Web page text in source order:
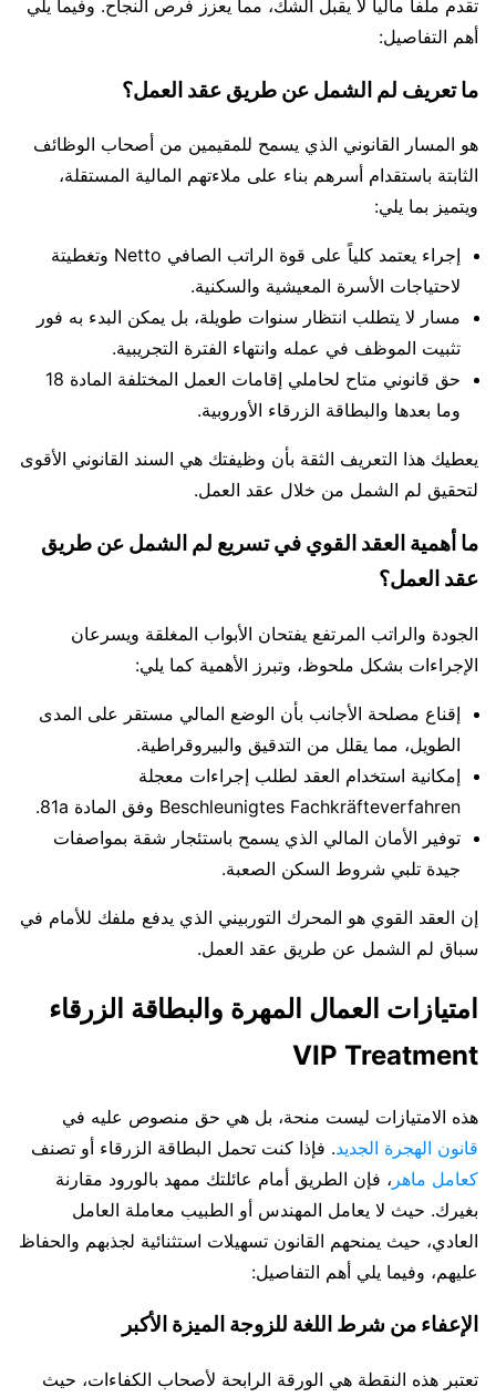
تقدم ملفاً مالياً لا يقبل الشك، مما يعزز فرص النجاح. وفيما يلي
أهم التفاصيل:
ما تعريف لم الشمل عن طريق عقد العمل؟
هو المسار القانوني الذي يسمح للمقيمين من أصحاب الوظائف
الثابتة باستقدام أسرهم بناء على ملاءتهم المالية المستقلة،
ويتميز بما يلي:
إجراء يعتمد كلياً على قوة الراتب الصافي Netto وتغطيتة
لاحتياجات الأسرة المعيشية والسكنية.
مسار لا يتطلب انتظار سنوات طويلة، بل يمكن البدء به فور
تثبيت الموظف في عمله وانتهاء الفترة التجريبية.
حق قانوني متاح لحاملي إقامات العمل المختلفة المادة 18
وما بعدها والبطاقة الزرقاء الأوروبية.
يعطيك هذا التعريف الثقة بأن وظيفتك هي السند القانوني الأقوى
لتحقيق لم الشمل من خلال عقد العمل.
ما أهمية العقد القوي في تسريع لم الشمل عن طريق
عقد العمل؟
الجودة والراتب المرتفع يفتحان الأبواب المغلقة ويسرعان
الإجراءات بشكل ملحوظ، وتبرز الأهمية كما يلي:
إقناع مصلحة الأجانب بأن الوضع المالي مستقر على المدى
الطويل، مما يقلل من التدقيق والبيروقراطية.
إمكانية استخدام العقد لطلب إجراءات معجلة
Beschleunigtes Fachkräfteverfahren وفق المادة 81a.
توفير الأمان المالي الذي يسمح باستئجار شقة بمواصفات
جيدة تلبي شروط السكن الصعبة.
إن العقد القوي هو المحرك التوربيني الذي يدفع ملفك للأمام في
سباق لم الشمل عن طريق عقد العمل.
امتيازات العمال المهرة والبطاقة الزرقاء
VIP Treatment
هذه الامتيازات ليست منحة، بل هي حق منصوص عليه في
قانون الهجرة الجديد. فإذا كنت تحمل البطاقة الزرقاء أو تصنف
كعامل ماهر ، فإن الطريق أمام عائلتك ممهد بالورود مقارنة
بغيرك. حيث لا يعامل المهندس أو الطبيب معاملة العامل
العادي، حيث يمنحهم القانون تسهيلات استثنائية لجذبهم والحفاظ
عليهم، وفيما يلي أهم التفاصيل:
الإعفاء من شرط اللغة للزوجة الميزة الأكبر
تعتبر هذه النقطة هي الورقة الرابحة لأصحاب الكفاءات، حيث